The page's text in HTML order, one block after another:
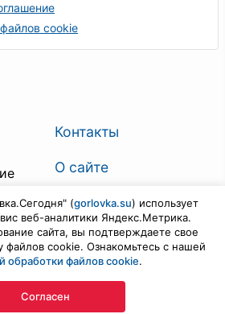
cookie
Контакты
О сайте
О газете
Предложить новость
Войти
(gorlovka.su) использует
веб-аналитики Яндекс.Метрика.
сайта, вы подтверждаете свое
файлов cookie. Ознакомьтесь с нашей
обработки файлов cookie.
Согласен